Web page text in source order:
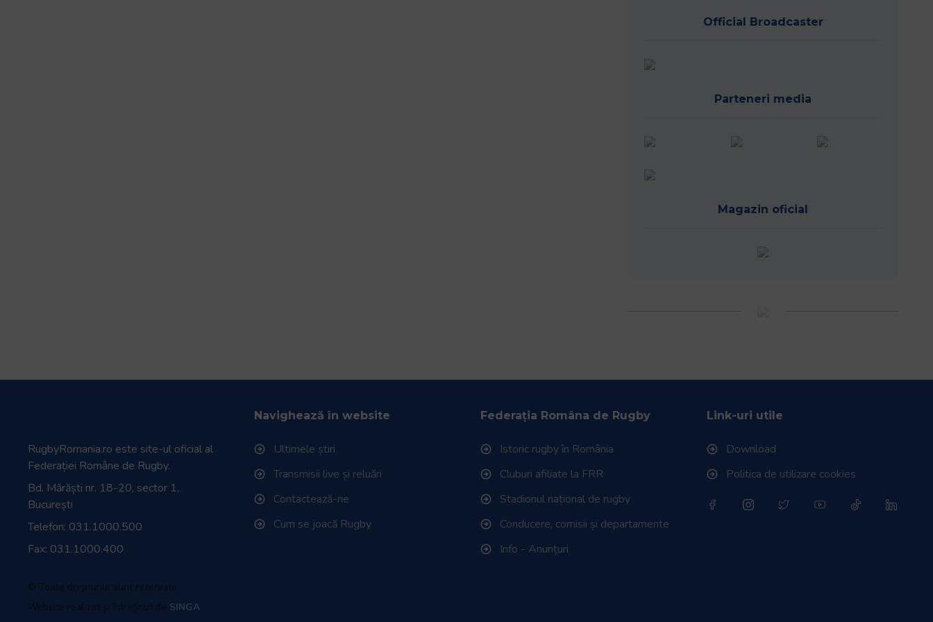
Official Broadcaster
Parteneri media
Magazin oficial
RugbyRomania.ro este site-ul oficial al
Federației Române de Rugby.
Bd. Mărăști nr. 18-20, sector 1,
București
Telefon: 031.1000.500
Fax: 031.1000.400
© Toate drepturile sunt rezervate.
Website realizat și întreținut de SINGA
Navighează în website
Ultimele știri
Transmisii live și reluări
Contactează-ne
Cum se joacă Rugby
Federația Româna de Rugby
Istoric rugby în România
Cluburi afiliate la FRR
Stadionul național de rugby
Conducere, comisii și departamente
Info - Anunțuri
Link-uri utile
Download
Politica de utilizare cookies